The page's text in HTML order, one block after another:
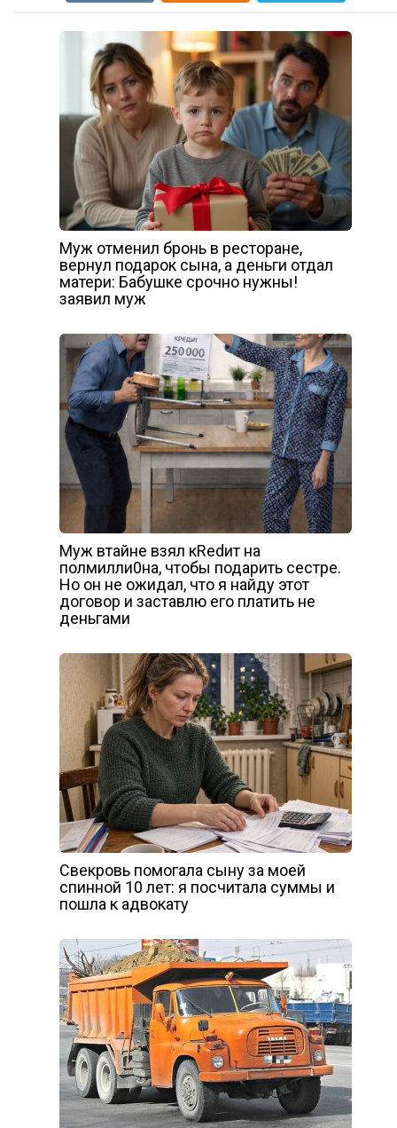
Муж отменил бронь в ресторане,
вернул подарок сына, а деньги отдал
матери: Бабушке срочно нужны!
заявил муж
Муж втайне взял кRеdит на
полмилли0на, чтобы подарить сестре.
Но он не ожидал, что я найду этот
договор и заставлю его платить не
деньгами
Свекровь помогала сыну за моей
спинной 10 лет: я посчитала суммы и
пошла к адвокату